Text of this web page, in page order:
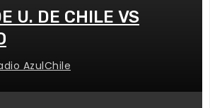
U. DE CHILE VS
AzulChile